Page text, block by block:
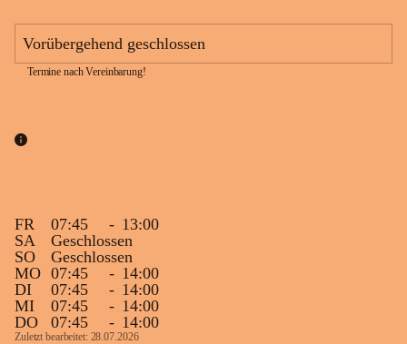
Vorübergehend geschlossen
Termine nach Vereinbarung!
FR 07:45 - 13:00
SA
Geschlossen
SO
Geschlossen
MO 07:45 - 14:00
DI
07:45 - 14:00
MI
07:45 - 14:00
DO
07:45 - 14:00
Zuletzt bearbeitet: 28.07.2026